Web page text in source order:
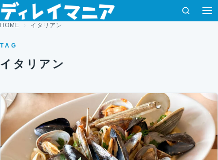
コンテンツへスキップ
検索 メ
HOME イタリアン
TAG
イタリアン